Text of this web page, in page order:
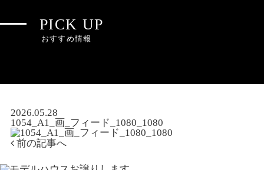
PICK UP
おすすめ情報
2026.05.28
1054_A1_画_フィード_1080_1080
前の記事へ